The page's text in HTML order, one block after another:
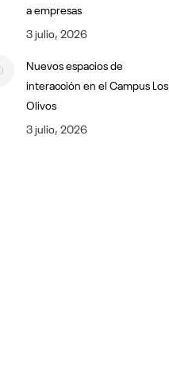
a empresas
3 julio, 2026
Nuevos espacios de
interacción en el Campus Los
Olivos
3 julio, 2026